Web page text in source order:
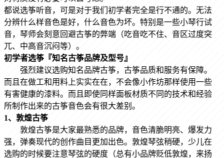
都说选筝听音，可是对于我们初学者完全是行不通的。无法
分辨什么样音色是好，什么音色为坏。特别是一些小琴行试
音，琴师会刻意回避古筝的弊端（吃音吃不住、音区过度突
兀、中高音沉闷等）。
初学者选筝『知名古筝品牌及型号』
强烈建议选购知名品牌古筝，古筝品质和服务有保障。
而且在做工和用料上实实在在，不会像小作坊那样使用一些
有害健康的漆料。而且即使同样面板材质不同的技术和经验
所制作出来的古筝音色会有很大差别。
1、敦煌古筝
敦煌古筝是大家最熟悉的品牌，音色清脆明亮、爆发力
强，弹奏现代的创作曲目更加出色。敦煌琴弦稍硬，少儿在
选购的时候要注意琴弦的硬度（总有小品牌贬低敦煌，来扬